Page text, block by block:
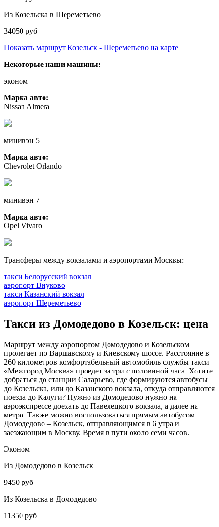
Из Козельска в Шереметьево
34050 руб
Показать маршрут Козельск - Шереметьево на карте
Некоторые наши машины:
эконом
Марка авто:
Nissan Almera
минивэн 5
Марка авто:
Chevrolet Orlando
минивэн 7
Марка авто:
Opel Vivaro
Трансферы между вокзалами и аэропортами Москвы:
такси Белорусский вокзал
аэропорт Внуково
такси Казанский вокзал
аэропорт Шереметьево
Такси из Домодедово в Козельск: цена
Маршрут между аэропортом Домодедово и Козельском
пролегает по Варшавскому и Киевскому шоссе. Расстояние в
260 километров комфортабельный автомобиль службы такси
«Межгород Москва» проедет за три с половиной часа. Хотите
добраться до станции Саларьево, где формируются автобусы
до Козельска, или до Казанского вокзала, откуда отправляются
поезда до Калуги? Нужно из Домодедово нужно на
аэроэкспрессе доехать до Павелецкого вокзала, а далее на
метро. Также можно воспользоваться прямым автобусом
Домодедово – Козельск, отправляющимся в 6 утра и
заезжающим в Москву. Время в пути около семи часов.
Эконом
Из Домодедово в Козельск
9450 руб
Из Козельска в Домодедово
11350 руб